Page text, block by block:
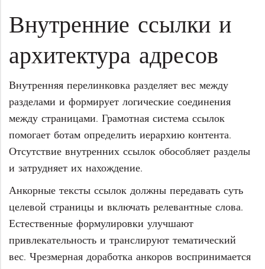
Внутренние ссылки и
архитектура адресов
Внутренняя перелинковка разделяет вес между
разделами и формирует логические соединения
между страницами. Грамотная система ссылок
помогает ботам определить иерархию контента.
Отсутствие внутренних ссылок обособляет разделы
и затрудняет их нахождение.
Анкорные тексты ссылок должны передавать суть
целевой страницы и включать релевантные слова.
Естественные формулировки улучшают
привлекательность и транслируют тематический
вес. Чрезмерная доработка анкоров воспринимается